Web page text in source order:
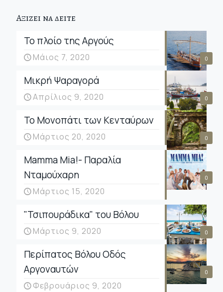
Αξιζει να δειτε
0
Το πλοίο της Αργούς
Μάιος 7, 2020
0
Μικρή Ψαραγορά
Απρίλιος 9, 2020
0
Το Μονοπάτι των Κενταύρων
Μάρτιος 20, 2020
0
Mamma Mia!- Παραλία
Νταμούχαρη
Μάρτιος 15, 2020
0
"Τσιπουράδικα" του Βόλου
Μάρτιος 9, 2020
0
Περίπατος Βόλου Οδός
Αργοναυτών
Φεβρουάριος 9, 2020